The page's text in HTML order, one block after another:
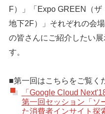
F）」「Expo GREEN（
地下2F）」それぞれの会
の皆さんにご紹介したい
す。
■第一回はこちらをご覧く
「Google Cloud
第一回セッション「ソ
た消費者インサイト探